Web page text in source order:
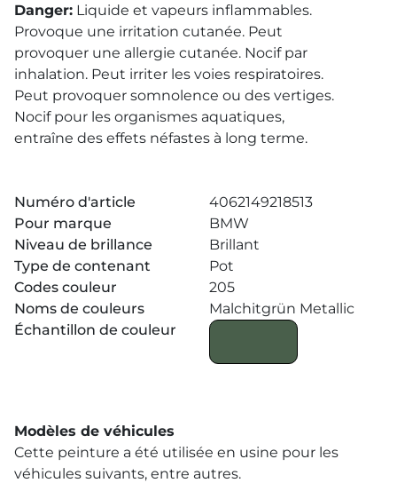
Danger: Liquide et vapeurs inflammables.
Provoque une irritation cutanée. Peut
provoquer une allergie cutanée. Nocif par
inhalation. Peut irriter les voies respiratoires.
Peut provoquer somnolence ou des vertiges.
Nocif pour les organismes aquatiques,
entraîne des effets néfastes à long terme.
Numéro d'article
4062149218513
Pour marque
BMW
Niveau de brillance
Brillant
Type de contenant
Pot
Codes couleur
205
Noms de couleurs
Malchitgrün Metallic
Échantillon de couleur
Modèles de véhicules
Cette peinture a été utilisée en usine pour les
véhicules suivants, entre autres.